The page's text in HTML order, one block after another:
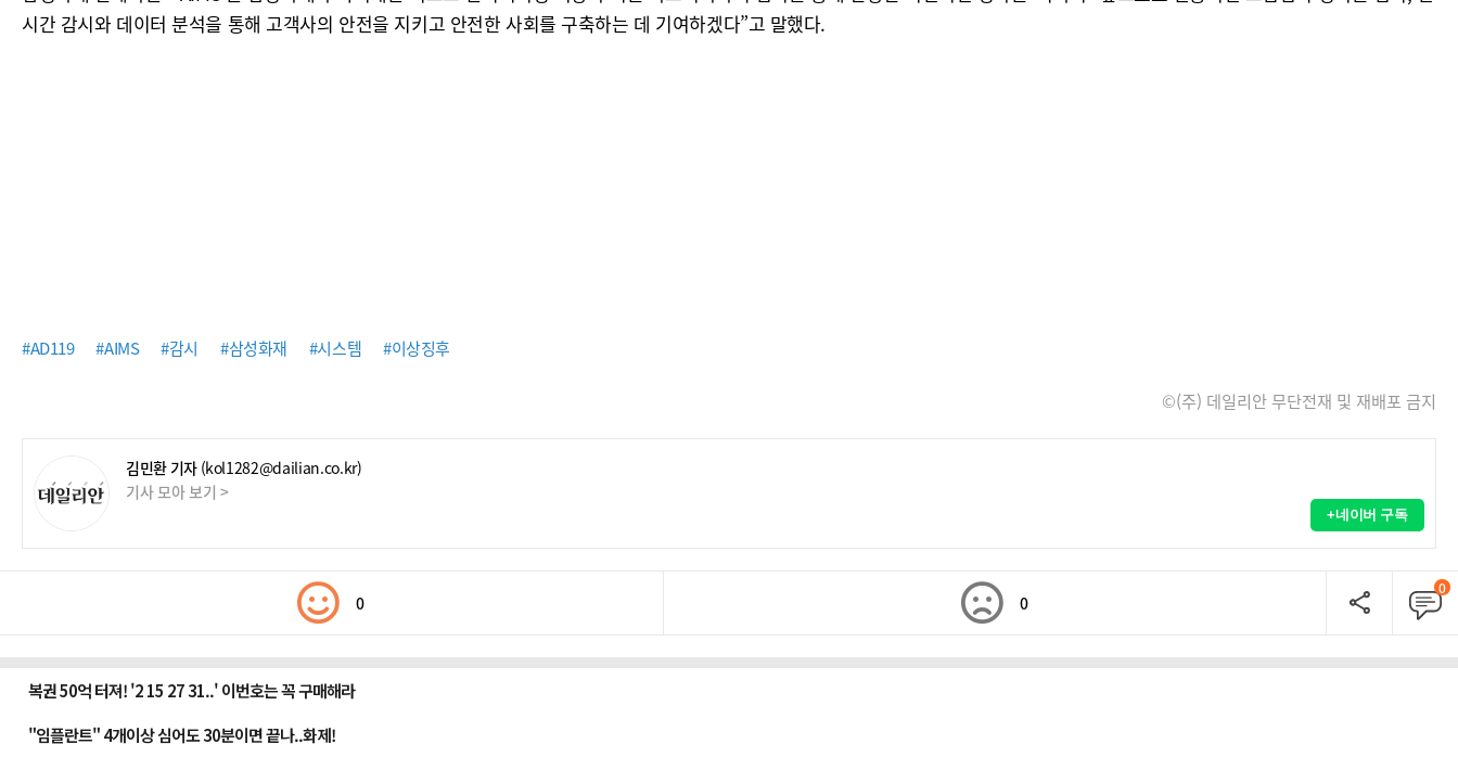
시간 감시와 데이터 분석을 통해 고객사의 안전을 지키고 안전한 사회를 구축하는 데 기여하겠다”고 말했다.
#AD119 #AIMS #감시 #삼성화재 #시스템 #이상징후
©(주) 데일리안 무단전재 및 재배포 금지
김민환 기자 (kol1282@dailian.co.kr)
기사 모아 보기 >
+네이버 구독
0 0
0